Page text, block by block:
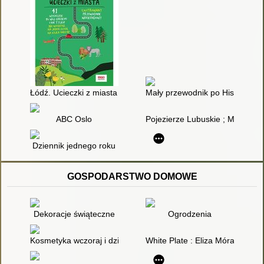
Łódź. Ucieczki z miasta : 41 wycieczek po woj. łódzkim i nie
Mały przewodnik po Hiszpanii
ABC Oslo Pojezierze Lubuskie ;
Dziennik jednego roku
GOSPODARSTWO DOMOWE
Dekoracje świąteczne Ogrodzenia
Kosmetyka wczoraj i dziś White Plate : Eliza Mórawska